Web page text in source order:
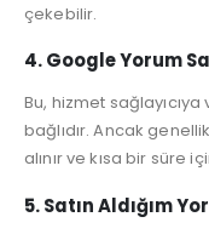
çekebilir.
4. Google Yorum
Bu, hizmet sağlayıcıya
bağlıdır. Ancak
alınır ve kısa bir süre
5. Satın Aldığım